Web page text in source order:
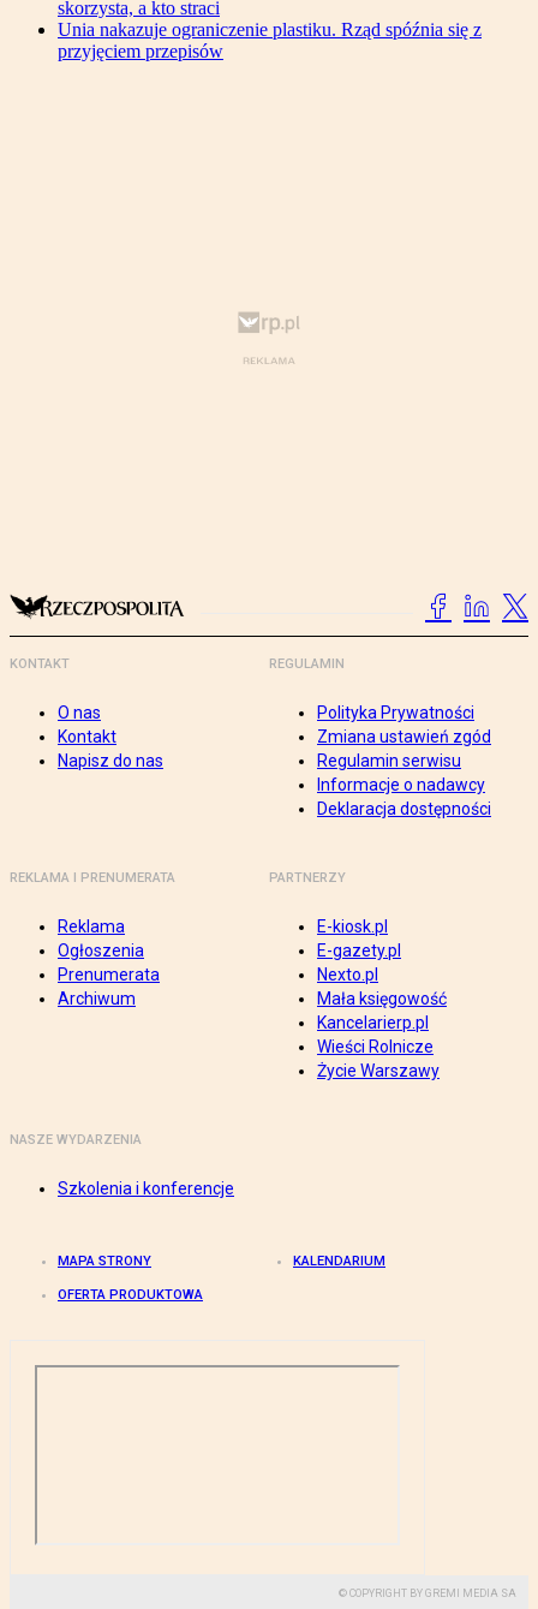
skorzysta, a kto straci
Unia nakazuje ograniczenie plastiku. Rząd spóźnia się z
przyjęciem przepisów
KONTAKT
O nas
Kontakt
Napisz do nas
REGULAMIN
Polityka Prywatności
Zmiana ustawień zgód
Regulamin serwisu
Informacje o nadawcy
Deklaracja dostępności
REKLAMA I PRENUMERATA
Reklama
Ogłoszenia
Prenumerata
Archiwum
PARTNERZY
E-kiosk.pl
E-gazety.pl
Nexto.pl
Mała księgowość
Kancelarierp.pl
Wieści Rolnicze
Życie Warszawy
NASZE WYDARZENIA
Szkolenia i konferencje
MAPA STRONY KALENDARIUM
OFERTA PRODUKTOWA
© COPYRIGHT BY GREMI MEDIA SA